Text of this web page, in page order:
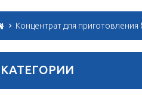
Концентрат для
КАТЕГОРИИ